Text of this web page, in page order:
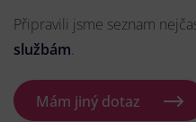
Připravili jsme seznam
službám.
Mám jiný dotaz